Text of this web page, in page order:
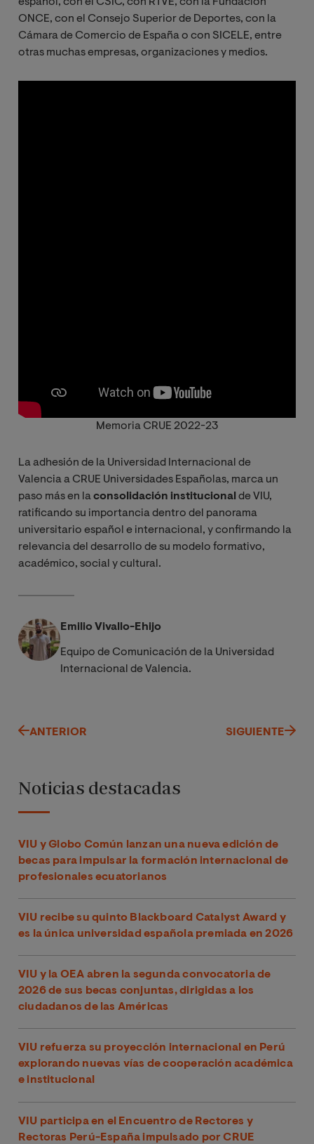
ONCE, con el Consejo Superior de Deportes, con la
Cámara de Comercio de España o con SICELE, entre
otras muchas empresas, organizaciones y medios.
Memoria CRUE 2022-23
La adhesión de la Universidad Internacional de
Valencia a CRUE Universidades Españolas, marca un
paso más en laconsolidación institucional de VIU,
ratificando su importancia dentro del panorama
universitario español e internacional, y confirmando la
relevancia del desarrollo de su modelo formativo,
académico, social y cultural.
Emilio Vivallo-Ehijo
Equipo de Comunicación de la Universidad
Internacional de Valencia.
ANTERIOR SIGUIENTE
Noticias destacadas
VIU y Globo Común lanzan una nueva edición de
becas para impulsar la formación internacional de
profesionales ecuatorianos
VIU recibe su quinto Blackboard Catalyst Award y
es la única universidad española premiada en 2026
VIU y la OEA abren la segunda convocatoria de
2026 de sus becas conjuntas, dirigidas a los
ciudadanos de las Américas
VIU refuerza su proyección internacional en Perú
explorando nuevas vías de cooperación académica
e institucional
VIU participa en el Encuentro de Rectores y
Rectoras Perú-España impulsado por CRUE